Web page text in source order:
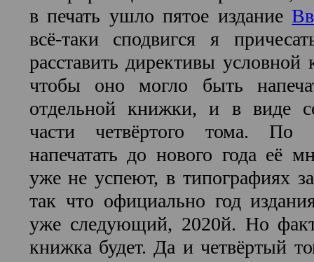
в печать ушло пятое издание
всё-таки сподвигся я
расставить директивы условной
чтобы оно могло быть
отдельной книжки, и в виде
части четвёртого тома. По
напечатать до нового года её
уже не успеют, в типографиях
так что официально год
уже следующий, 2020й. Но
книжка будет. Да и четвёртый